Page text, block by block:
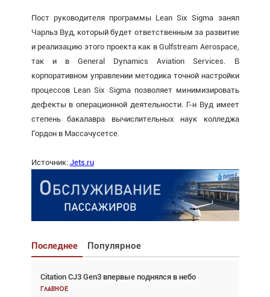
Пост руководителя программы Lean Six Sigma занял
Чарльз Вуд, который будет ответственным за развитие
и реализацию этого проекта как в Gulfstream Aerospace,
так и в General Dynamics Aviation Services. В
корпоративном управлении методика точной настройки
процессов Lean Six Sigma позволяет минимизировать
дефекты в операционной деятельности. Г-н Вуд имеет
степень бакалавра вычислительных наук колледжа
Гордон в Массачусетсе.
Источник: Jets.ru
Последнее Популярное
Citation CJ3 Gen3 впервые поднялся в небо
Главное
Взгляд с высоты: тандем вертолётов и БПЛА в
спасательных операциях